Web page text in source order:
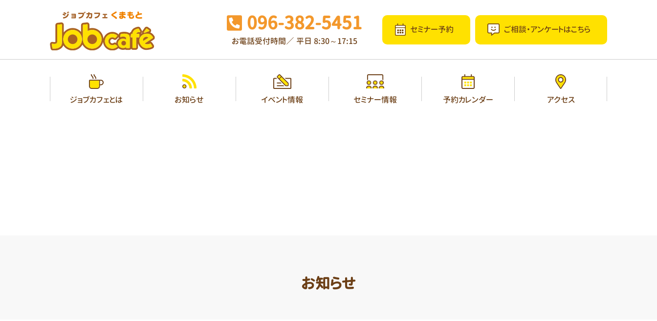
096-382-5451
お電話受付時間／ 平日 8:30～17:15
セミナー予約 ご相談・アンケートはこちら
ジョブカフェとは お知らせ イベント情報 セミナー情報 予約カレンダー アクセス
お知らせ